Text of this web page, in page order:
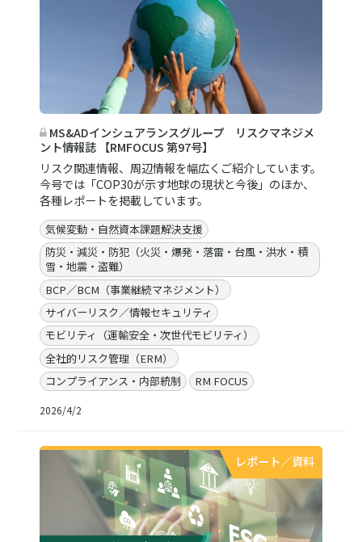
MS&ADインシュアランスグループ リスクマネジメ
ント情報誌 【RMFOCUS 第97号】
リスク関連情報、周辺情報を幅広くご紹介しています。
今号では「COP30が示す地球の現状と今後」のほか、
各種レポートを掲載しています。
気候変動・自然資本課題解決支援
防災・減災・防犯（火災・爆発・落雷・台風・洪水・積
雪・地震・盗難）
BCP／BCM（事業継続マネジメント）
サイバーリスク／情報セキュリティ
モビリティ（運輸安全・次世代モビリティ）
全社的リスク管理（ERM）
コンプライアンス・内部統制
RM FOCUS
2026/4/2
レポート／資料